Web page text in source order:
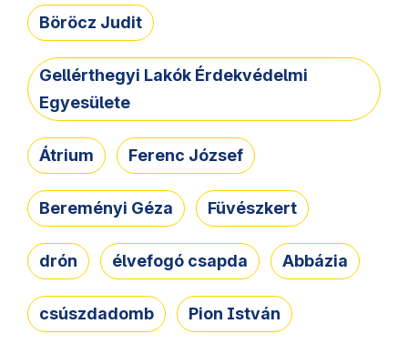
Böröcz Judit
Gellérthegyi Lakók Érdekvédelmi
Egyesülete
Átrium Ferenc József
Bereményi Géza Füvészkert
drón élvefogó csapda Abbázia
csúszdadomb Pion István